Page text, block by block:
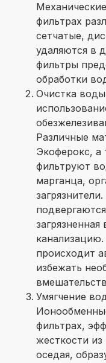
фильтрах
сетчатые,
удаляются в
фильтры
обработки
Очистка
Различные
Экоферокс,
фильтруют
марганца,
происходит
избежать
Умягчение
фильтрах,
жесткости
оседая,